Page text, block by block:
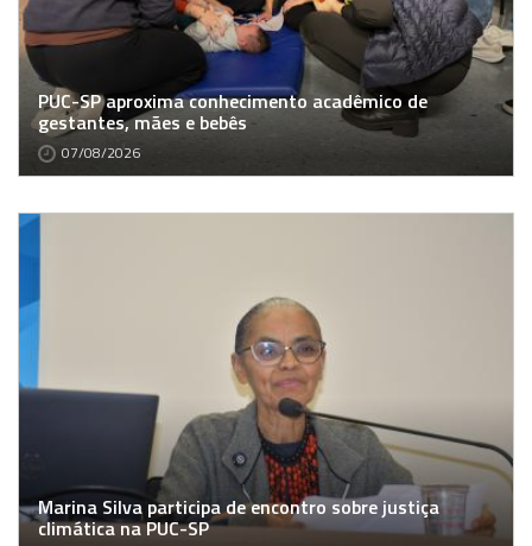
PUC-SP aproxima conhecimento acadêmico de
gestantes, mães e bebês
07/08/2026
Marina Silva participa de encontro sobre justiça
climática na PUC-SP